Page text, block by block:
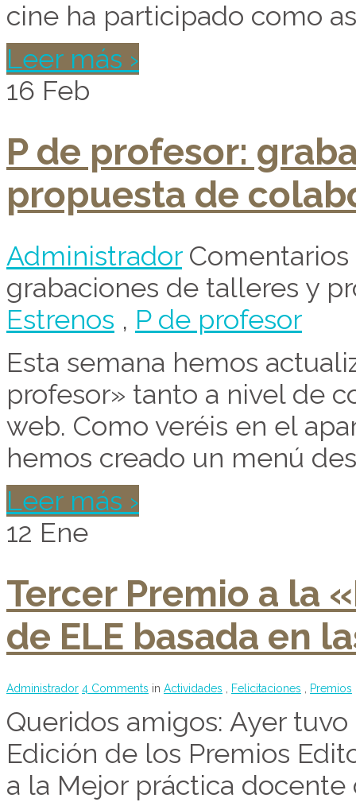
cine ha participado como
Leer más ›
16 Feb
P de profesor:
propuesta de
Administrador
grabaciones de talleres y
Estrenos , P de profesor
Esta semana hemos
profesor» tanto a nivel de
web. Como veréis en el
hemos creado un menú
Leer más ›
12 Ene
Tercer Premio a la
de ELE basada en
Administrador 4 Comments in Actividades Felicitaciones Premios
Queridos amigos: Ayer
Edición de los Premios
a la Mejor práctica